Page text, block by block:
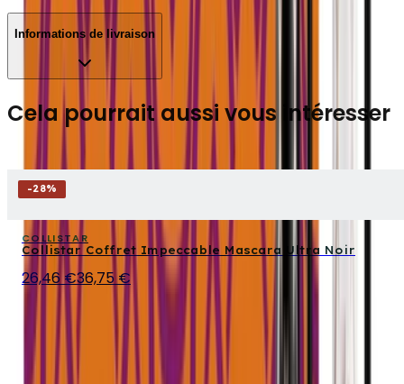
Informations de livraison
Cela pourrait aussi vous intéresser
-28%
COLLISTAR
Collistar Coffret Impeccable Mascara Ultra Noir
26,46 €36,75 €